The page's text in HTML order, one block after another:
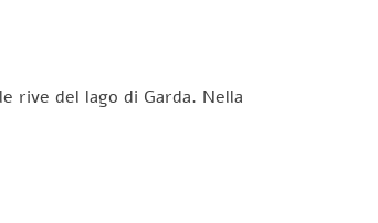
rive del lago di Garda. Nella